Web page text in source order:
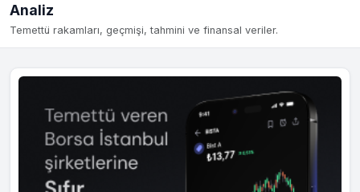
Analiz
Temettü rakamları, geçmişi, tahmini ve finansal veriler.